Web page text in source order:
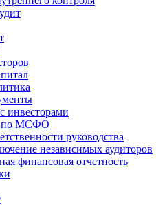
инвеcторами
по МСФО
руководства
независимых аудиторов
финансовая отчетность